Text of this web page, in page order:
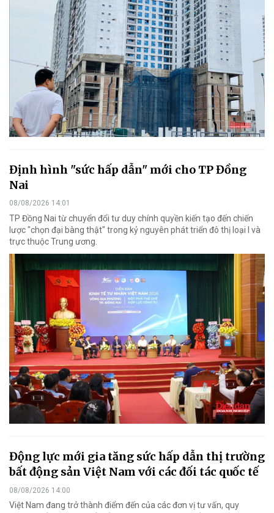
Định hình "sức hấp dẫn" mới cho TP Đồng
Nai
08/08/2026 14:01
TP Đồng Nai từ chuyển đổi tư duy chính quyền kiến tạo đến chiến
lược "chọn đại bàng thật" trong kỷ nguyên phát triển đô thị loại I và
trực thuộc Trung ương.
Động lực mới gia tăng sức hấp dẫn thị trường
bất động sản Việt Nam với các đối tác quốc tế
08/08/2026 14:00
Việt Nam đang trở thành điểm đến của các đơn vị tư vấn, quy